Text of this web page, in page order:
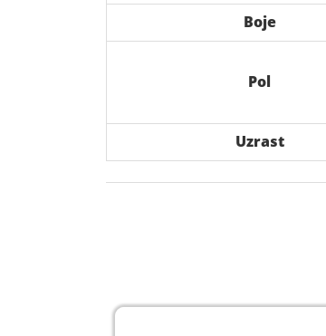
Boje
Pol
Uzrast